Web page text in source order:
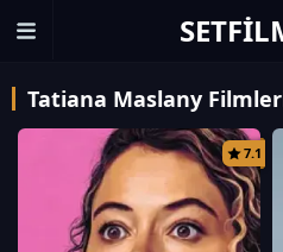
Tatiana Maslany
7.1